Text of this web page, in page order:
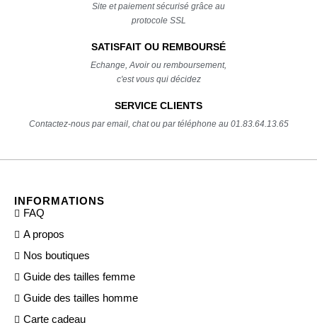
Site et paiement sécurisé grâce au
protocole SSL
SATISFAIT OU REMBOURSÉ
Echange, Avoir ou remboursement,
c'est vous qui décidez
SERVICE CLIENTS
Contactez-nous par email, chat ou par téléphone au 01.83.64.13.65
INFORMATIONS
FAQ
A propos
Nos boutiques
Guide des tailles femme
Guide des tailles homme
Carte cadeau